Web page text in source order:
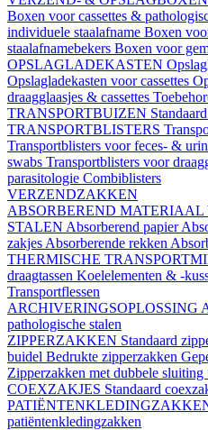
Boxen voor cassettes &
individuele staalafname Boxen
staalafnamebekers Boxen voor
OPSLAGLADEKASTEN
Opslagladekasten voor cassettes
draagglaasjes & cassettes
TRANSPORTBUIZEN
TRANSPORTBLISTERS
Transportblisters voor feces- &
swabs Transportblisters voor
parasitologie Combiblisters
VERZENDZAKKEN
ABSORBEREND
STALEN Absorberend papier
zakjes Absorberende rekken
THERMISCHE
draagtassen Koelelementen & -
Transportflessen
ARCHIVERINGSOPLOSSING
pathologische stalen
ZIPPERZAKKEN Standaard
buidel Bedrukte zipperzakken
Zipperzakken met dubbele sluiting
COEXZAKJES Standaard
patiëntenkledingzakken